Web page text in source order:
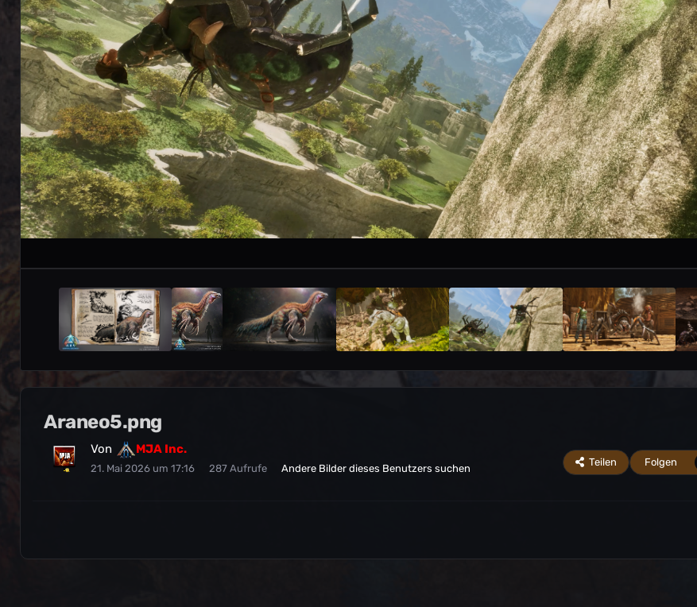
Araneo5.png
Von MJA Inc.
21. Mai 2026 um 17:16 287 Aufrufe Andere Bilder dieses Benutzers suchen
Teilen Folgen